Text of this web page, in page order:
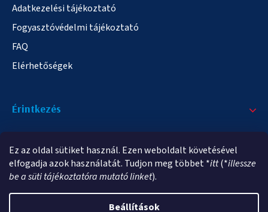
Ez az oldal sütiket használ. Ezen weboldalt követésével
elfogadja azok használatát. Tudjon meg többet *itt(*illessze
be a süti tájékoztatóra mutató linket).
Beállítások
Adatkezelési tájékoztató
Fogyasztóvédelmi tájékoztató
FAQ
Elérhetőségek
Érintkezés
info@elampa.hu